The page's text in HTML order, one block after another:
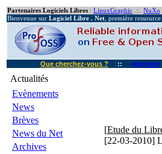
Partenaires Logiciels Libres : LinuxGraphic .::. NuXo
Bienvenue sur Logiciel Libre . Net , première
Que cherchez-vous ? :: Imprimer
Actualités
Evènements
News
Brèves
News du Net
Archives
[Etude du
[22-03-2010]